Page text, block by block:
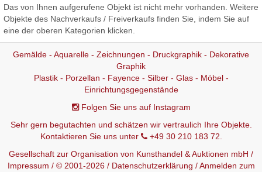
Das von Ihnen aufgerufene Objekt ist nicht mehr vorhanden. Weitere
Objekte des Nachverkaufs / Freiverkaufs finden Sie, indem Sie auf
eine der oberen Kategorien klicken.
Gemälde - Aquarelle - Zeichnungen - Druckgraphik - Dekorative
Graphik
Plastik - Porzellan - Fayence - Silber - Glas - Möbel -
Einrichtungsgegenstände
Folgen Sie uns auf Instagram
Sehr gern begutachten und schätzen wir vertraulich Ihre Objekte.
Kontaktieren Sie uns unter
+49 30 210 183 72.
Gesellschaft zur Organisation von Kunsthandel & Auktionen mbH /
Impressum / © 2001-2026 / Datenschutzerklärung /Anmelden zum